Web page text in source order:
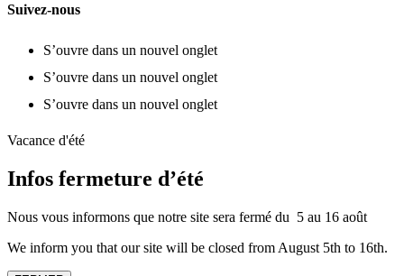
Suivez-nous
S’ouvre dans un nouvel onglet
S’ouvre dans un nouvel onglet
S’ouvre dans un nouvel onglet
Vacance d'été
Infos fermeture d’été
Nous vous informons que notre site sera fermé du 5 au 16 août
We inform you that our site will be closed from August 5th to 16th.